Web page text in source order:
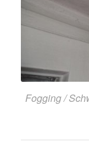
Fogging /